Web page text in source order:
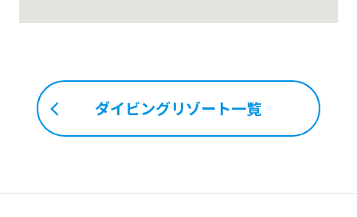
ダイビングリゾート一覧